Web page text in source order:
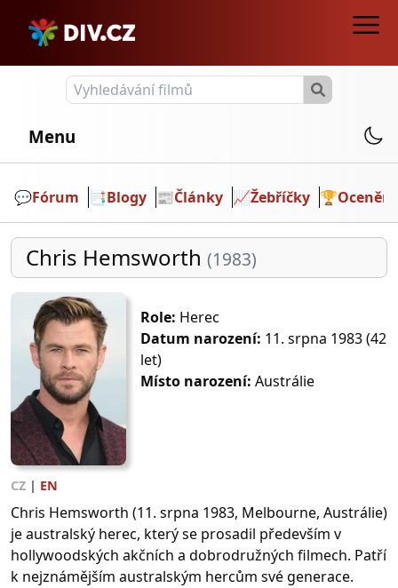
Menu
💬️Fórum 📑Blogy 📰Články 📈Žebříčky 🏆Ocenění
Chris Hemsworth (1983)
Role: Herec
Datum narození: 11. srpna 1983 (42
let)
Místo narození: Austrálie
CZ | EN
Chris Hemsworth (11. srpna 1983, Melbourne, Austrálie)
je australský herec, který se prosadil především v
hollywoodských akčních a dobrodružných filmech. Patří
k nejznámějším australským hercům své generace.